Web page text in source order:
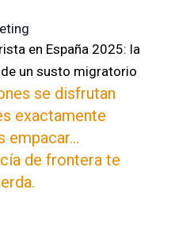
en España 2025: la
un susto migratorio
se disfrutan
exactamente
empacar…
de frontera te